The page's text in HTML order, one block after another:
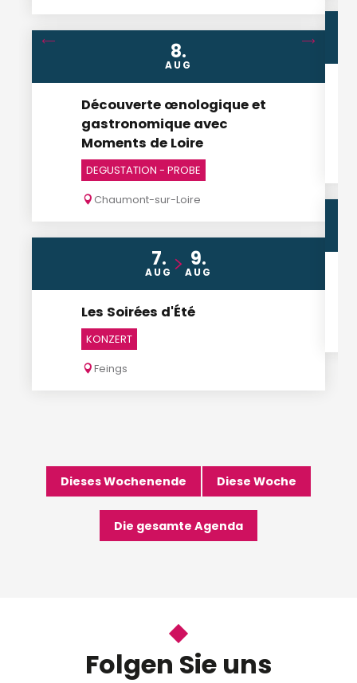
8.
AUG
Découverte œnologique et
gastronomique avec
Moments de Loire
DEGUSTATION - PROBE
Chaumont-sur-Loire
7.
AUG
9.
AUG
Les Soirées d'Été
KONZERT
Feings
Dieses Wochenende Diese Woche
Die gesamte Agenda
Folgen Sie uns